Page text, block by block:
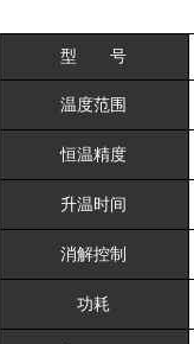
型 号
温度范围
恒温精度
升温时间
消解控制
功耗